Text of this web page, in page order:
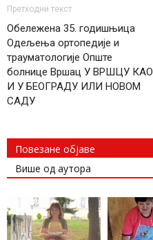
Претходни текст
Обележена 35. годишњица
Одељења ортопедије и
трауматолoгије Опште
болнице Вршац У ВРШЦУ КАО
И У БЕОГРАДУ ИЛИ НОВОМ
САДУ
Повезане објаве
Више од аутора